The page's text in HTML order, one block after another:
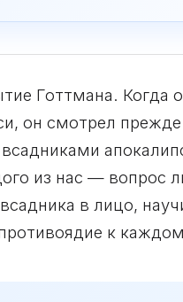
Готтмана. Когда
он смотрел
из нас — вопрос
в лицо,
к